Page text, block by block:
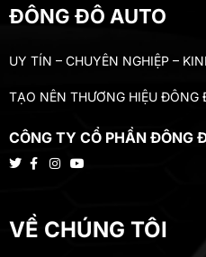
ĐÔNG ĐÔ AUTO
UY TÍN – CHUYÊN NGHIỆP –
TẠO NÊN THƯƠNG HIỆU ĐÔNG
CÔNG TY CỔ PHẦN ĐÔNG
VỀ CHÚNG TÔI